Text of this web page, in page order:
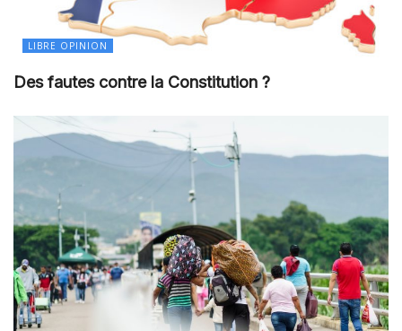
LIBRE OPINION
Des fautes contre la Constitution ?